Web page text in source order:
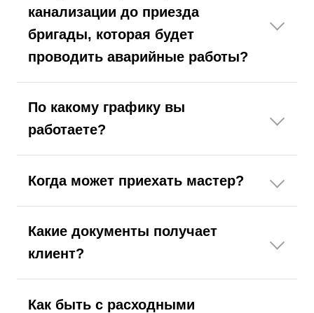
канализации до приезда
бригады, которая будет
проводить аварийные работы?
По какому графику вы
работаете?
Когда может приехать мастер?
Какие документы получает
клиент?
Как быть с расходными